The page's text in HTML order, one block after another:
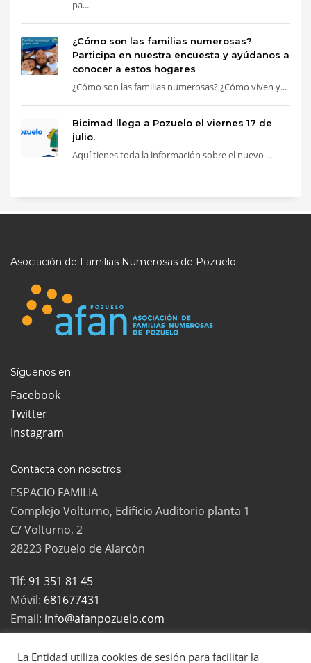
pa...
¿Cómo son las familias numerosas?
Participa en nuestra encuesta y ayúdanos a
conocer a estos hogares
¿Cómo son las familias numerosas? ¿Cómo viven y...
Bicimad llega a Pozuelo el viernes 17 de
julio.
Aquí tienes toda la información sobre el nuevo ...
Asociación de Familias Numerosas de Pozuelo
Síguenos en:
Facebook
Twitter
Instagram
Contacta con nosotros
ESPACIO FAMILIA
Complejo Volturno, Edificio Auditorio planta 1
C/ Volturno, 2
28223 Pozuelo de Alarcón
Tlf: 91 351 81 45
Móvil: 681677431
Email: info@afanpozuelo.com
La Entidad utiliza cookies de sesión para facilitar la